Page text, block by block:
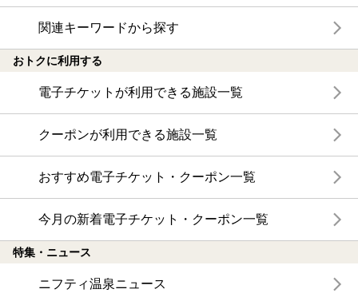
関連キーワードから探す
おトクに利用する
電子チケットが利用できる施設一覧
クーポンが利用できる施設一覧
おすすめ電子チケット・クーポン一覧
今月の新着電子チケット・クーポン一覧
特集・ニュース
ニフティ温泉ニュース